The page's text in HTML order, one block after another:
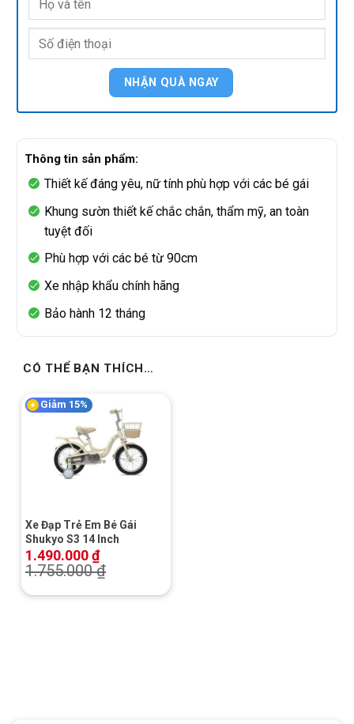
Thông tin sản phẩm:
Thiết kế đáng yêu, nữ tính phù hợp với các bé gái
Khung sườn thiết kế chắc chắn, thẩm mỹ, an toàn
tuyệt đối
Phù hợp với các bé từ 90cm
Xe nhập khẩu chính hãng
Bảo hành 12 tháng
CÓ THỂ BẠN THÍCH…
Giảm 15%
Xe Đạp Trẻ Em Bé Gái
Shukyo S3 14 Inch
1.490.000₫
1.755.000₫